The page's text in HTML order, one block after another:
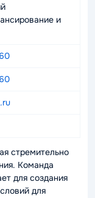
и
стремительно
Команда
для создания
для